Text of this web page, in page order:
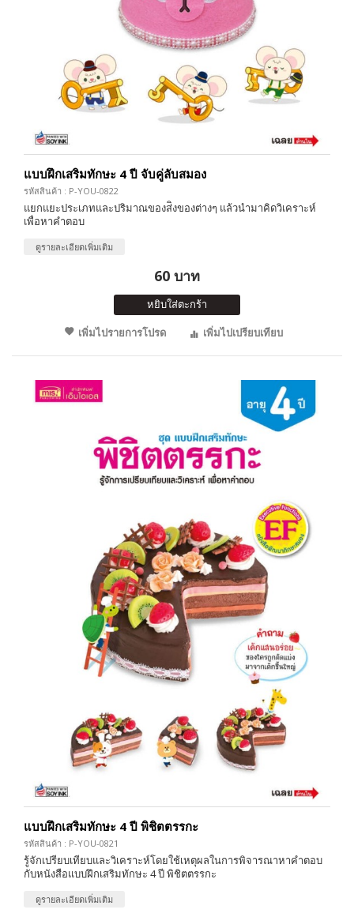
แบบฝึกเสริมทักษะ 4 ปี จับคู่ลับสมอง
รหัสสินค้า : P-YOU-0822
แยกแยะประเภทและปริมาณของส่ิงของต่างๆ แล้วนำมาคิดวิเคราะห์
เพื่อหาคำตอบ
ดูรายละเอียดเพิ่มเติม
60 บาท
หยิบใส่ตะกร้า
เพิ่มไปรายการโปรด
เพิ่มไปเปรียบเทียบ
แบบฝึกเสริมทักษะ 4 ปี พิชิตตรรกะ
รหัสสินค้า : P-YOU-0821
รู้จักเปรียบเทียบและวิเคราะห์โดยใช้เหตุผลในการพิจารณาหาคำตอบ
กับหนังสือแบบฝึกเสริมทักษะ 4 ปี พิชิตตรรกะ
ดูรายละเอียดเพิ่มเติม